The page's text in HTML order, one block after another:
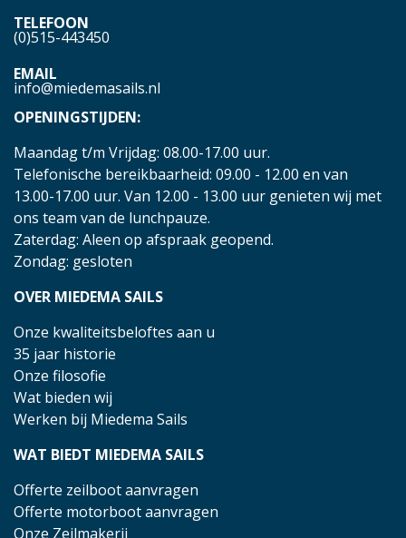
TELEFOON
(0)515-443450
EMAIL
info@miedemasails.nl
OPENINGSTIJDEN:
Maandag t/m Vrijdag: 08.00-17.00 uur.
Telefonische bereikbaarheid: 09.00 - 12.00 en van
13.00-17.00 uur. Van 12.00 - 13.00 uur genieten wij met
ons team van de lunchpauze.
Zaterdag: Aleen op afspraak geopend.
Zondag: gesloten
OVER MIEDEMA SAILS
Onze kwaliteitsbeloftes aan u
35 jaar historie
Onze filosofie
Wat bieden wij
Werken bij Miedema Sails
WAT BIEDT MIEDEMA SAILS
Offerte zeilboot aanvragen
Offerte motorboot aanvragen
Onze Zeilmakerij